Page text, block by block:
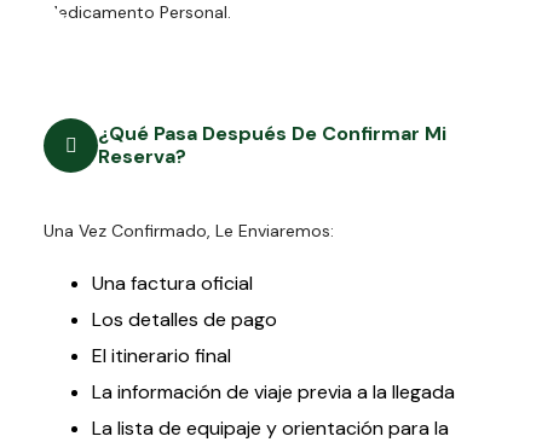
Medicamento Personal.
¿Qué Pasa Después De Confirmar Mi
Reserva?
Una Vez Confirmado, Le Enviaremos:
Una factura oficial
Los detalles de pago
El itinerario final
La información de viaje previa a la llegada
La lista de equipaje y orientación para la